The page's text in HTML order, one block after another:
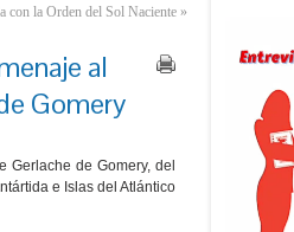
con la Orden del Sol Naciente »
al
Gomery
de Gomery, del
e Islas del Atlántico